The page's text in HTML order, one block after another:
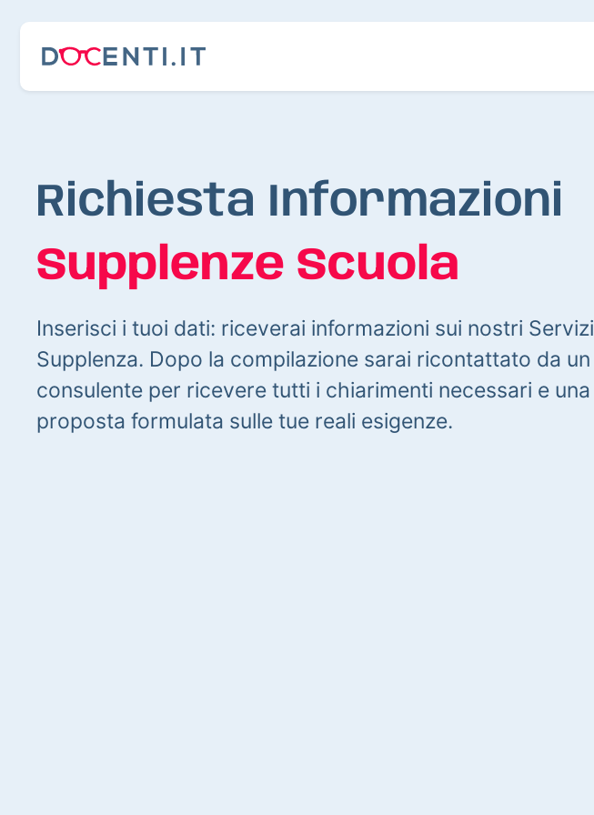
Richiesta Informazioni
Supplenze Scuola
Inserisci i tuoi dati: riceverai informazioni sui nostri Servizi
Supplenza. Dopo la compilazione sarai ricontattato da un
consulente per ricevere tutti i chiarimenti necessari e una
proposta formulata sulle tue reali esigenze.